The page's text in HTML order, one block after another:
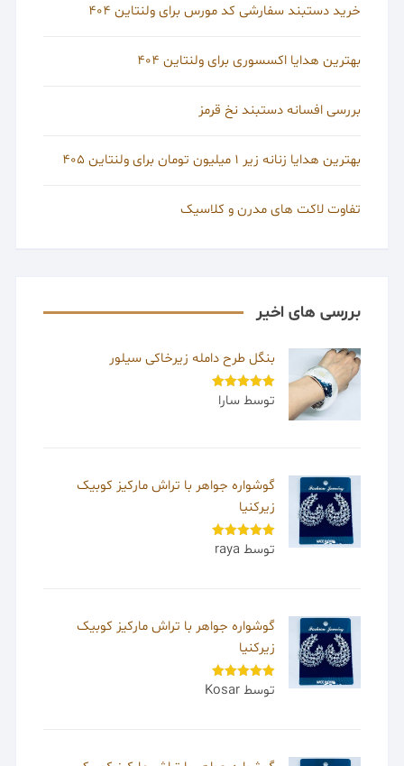
خرید دستبند سفارشی کد مورس برای ولنتاین 404
بهترین هدایا اکسسوری برای ولنتاین 404
بررسی افسانه دستبند نخ قرمز
بهترین هدایا زنانه زیر 1 میلیون تومان برای ولنتاین 405
تفاوت لاکت های مدرن و کلاسیک
بررسی های اخیر
بنگل طرح دامله زیرخاکی سیلور
امتیاز 5از
5
توسط سارا
گوشواره جواهر با تراش مارکیز کوبیک
زیرکنیا
امتیاز 5از
5
توسط raya
گوشواره جواهر با تراش مارکیز کوبیک
زیرکنیا
امتیاز 5از
5
توسط Kosar